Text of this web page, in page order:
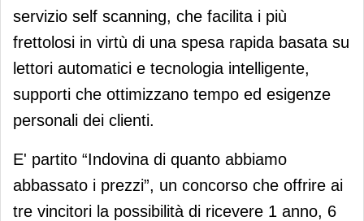
servizio self scanning, che facilita i più
frettolosi in virtù di una spesa rapida basata su
lettori automatici e tecnologia intelligente,
supporti che ottimizzano tempo ed esigenze
personali dei clienti.
E' partito “Indovina di quanto abbiamo
abbassato i prezzi”, un concorso che offrire ai
tre vincitori la possibilità di ricevere 1 anno, 6